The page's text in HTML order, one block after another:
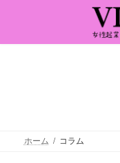
ン
ー
ホーム コラム